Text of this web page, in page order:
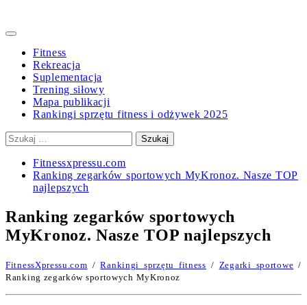
Primary
Fitness
Rekreacja
Suplementacja
Trening siłowy
Mapa publikacji
Rankingi sprzętu fitness i odżywek 2025
Szukaj:
Fitnessxpressu.com
Ranking zegarków sportowych MyKronoz. Nasze TOP
najlepszych
Ranking zegarków sportowych
MyKronoz. Nasze TOP najlepszych
FitnessXpressu.com /Rankingi sprzętu fitness / Zegarki sportowe /
Ranking zegarków sportowych MyKronoz